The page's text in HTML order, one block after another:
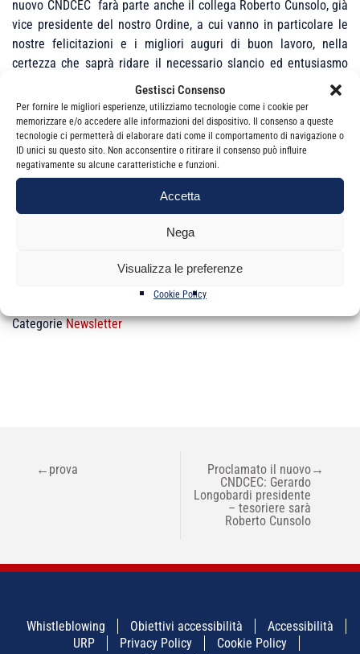
Gestisci Consenso
Per fornire le migliori esperienze, utilizziamo tecnologie come i cookie per
memorizzare e/o accedere alle informazioni del dispositivo. Il consenso a queste
tecnologie ci permetterà di elaborare dati come il comportamento di navigazione o
ID unici su questo sito. Non acconsentire o ritirare il consenso può influire
negativamente su alcune caratteristiche e funzioni.
Accetta
Nega
Visualizza le preferenze
Cookie Policy
nuovo CNDCEC farà parte anche il collega Roberto Cunsolo, già
vice presidente del nostro Ordine, a cui vanno in particolare le
nostre felicitazioni e i migliori auguri di buon lavoro, nella
certezza che saprà ridare il necessario slancio ed entusiasmo
alle attività del Consiglio Nazionale.
La nuova composizione del CNDCEC
Cordiali saluti
Il Presidente
CategorieNewsletter
ARTICOLI
← prova
Proclamato il nuovo
CNDCEC: Gerardo
Longobardi presidente
– tesoriere sarà
Roberto Cunsolo
→
Whistleblowing Obiettivi accessibilità
Accessibilità
URP
Privacy Policy
Cookie Policy